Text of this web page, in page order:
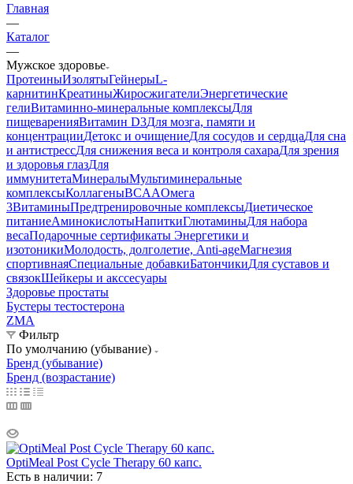
Главная
—
Каталог
—
Мужское здоровье
ПротеиныИзолятыГейнерыL-
карнитинКреатиныЖиросжигателиЭнергетические
гелиВитаминно-минеральные комплексыДля
пищеваренияВитамин D3Для мозга, памяти и
концентрацииДетокс и очищениеДля сосудов и сердцаДля сна
и антистрессДля снижения веса и контроля сахараДля зрения
и здоровья глазДля
иммунитетаМинералыМультиминеральные
комплексыКоллагеныBCAAОмега
3ВитаминыПредтренировочные комплексыДиетическое
питаниеАминокислотыНапиткиГлютаминыДля набора
весаПодарочные сертификаты Энергетики и
изотоникиМолодость, долголетие, Anti-ageМагнезия
спортивнаяСпециальные добавкиБатончикиДля суставов и
связокШейкеры и акссесуары
Здоровье простаты
Бустеры тестостерона
ZMA
Фильтр
По умолчанию (убывание)
Бренд (убывание)
Бренд (возрастание)
OptiMeal Post Cycle Therapy 60 капс.
Есть в наличии: 7